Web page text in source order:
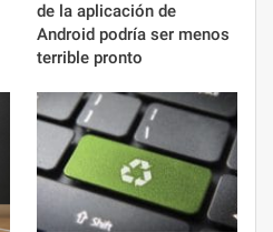
de la aplicación de
Android podría ser menos
terrible pronto